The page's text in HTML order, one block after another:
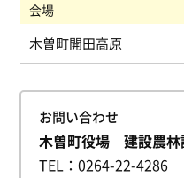
会場
木曽町開田高原
お問い合わせ
木曽町役場 建設農
TEL
0264-22-4286